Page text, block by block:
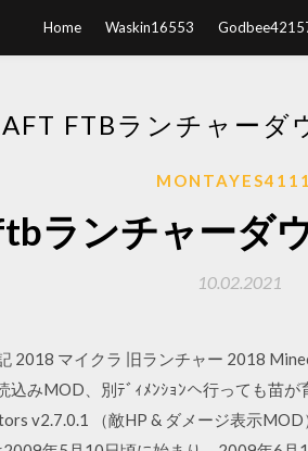
Home Waskin16553
FTBランチャーダ
ランチャーダ
10.02.2021
2018 マイクラ 旧ランチャー 2018
込みMOD、別ﾃﾞｨﾒﾝｼｮﾝへ行っても苗
v2.7.0.1 （敵HP & ダメージ表示